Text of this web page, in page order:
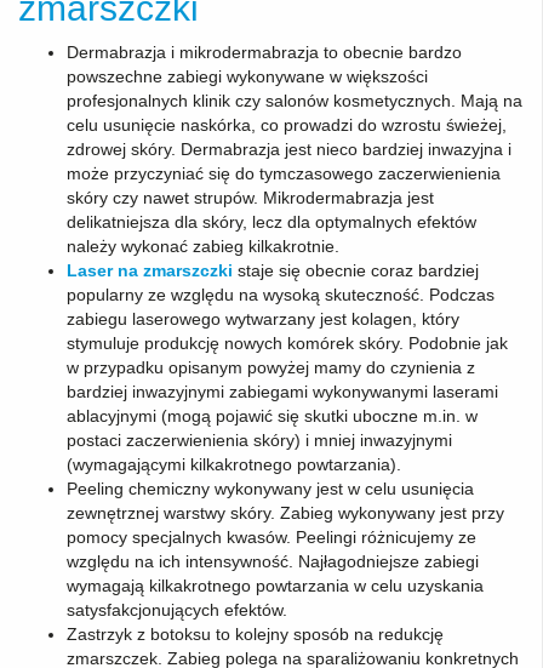
Dermabrazja i mikrodermabrazja to obecnie bardzo
powszechne zabiegi wykonywane w większości
profesjonalnych klinik czy salonów kosmetycznych. Mają na
celu usunięcie naskórka, co prowadzi do wzrostu świeżej,
zdrowej skóry. Dermabrazja jest nieco bardziej inwazyjna i
może przyczyniać się do tymczasowego zaczerwienienia
skóry czy nawet strupów. Mikrodermabrazja jest
delikatniejsza dla skóry, lecz dla optymalnych efektów
należy wykonać zabieg kilkakrotnie.
Laser na zmarszczki staje się obecnie coraz bardziej
popularny ze względu na wysoką skuteczność. Podczas
zabiegu laserowego wytwarzany jest kolagen, który
stymuluje produkcję nowych komórek skóry. Podobnie jak
w przypadku opisanym powyżej mamy do czynienia z
bardziej inwazyjnymi zabiegami wykonywanymi laserami
ablacyjnymi (mogą pojawić się skutki uboczne m.in. w
postaci zaczerwienienia skóry) i mniej inwazyjnymi
(wymagającymi kilkakrotnego powtarzania).
Peeling chemiczny wykonywany jest w celu usunięcia
zewnętrznej warstwy skóry. Zabieg wykonywany jest przy
pomocy specjalnych kwasów. Peelingi różnicujemy ze
względu na ich intensywność. Najłagodniejsze zabiegi
wymagają kilkakrotnego powtarzania w celu uzyskania
satysfakcjonujących efektów.
Zastrzyk z botoksu to kolejny sposób na redukcję
zmarszczek. Zabieg polega na sparaliżowaniu konkretnych